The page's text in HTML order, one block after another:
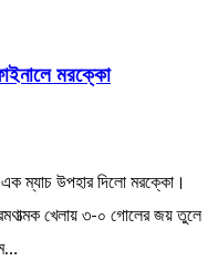
মরক্কো
ম্যাচ উপহার দিলো মরক্কো।
খেলায় ৩-০ গোলের জয় তুলে